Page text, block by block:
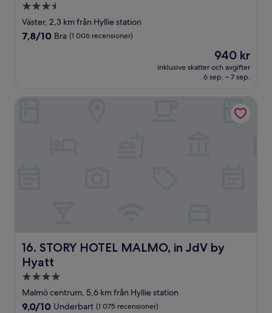
3.5-
stjärnigt
boende
Väster, 2,3 km från Hyllie station
7.8
7,8/10 Bra (1 006 recensioner)
Priset
är
940 kr
940 kr
inklusive skatter och avgifter
6 sep. – 7 sep.
16. STORY HOTEL MALMO, in JdV by
Hyatt
STORY HOTEL MALMO, in JdV by Hyatt
4.0-
stjärnigt
boende
Malmö centrum, 5,6 km från Hyllie station
9.0
9,0/10 Underbart (1 075 recensioner)